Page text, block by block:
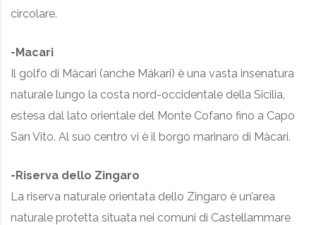
circolare.
-Macari
Il golfo di Màcari (anche Mákari) è una vasta insenatura
naturale lungo la costa nord-occidentale della Sicilia,
estesa dal lato orientale del Monte Cofano fino a Capo
San Vito. Al suo centro vi è il borgo marinaro di Màcari.
-Riserva dello Zingaro
La riserva naturale orientata dello Zingaro è un’area
naturale protetta situata nei comuni di Castellammare